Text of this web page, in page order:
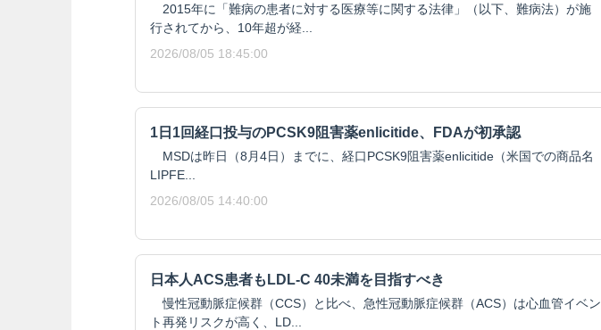
2015年に「難病の患者に対する医療等に関する法律」（以下、難病法）が施
行されてから、10年超が経...
2026/08/05 18:45:00
1日1回経口投与のPCSK9阻害薬enlicitide、FDAが初承認
MSDは昨日（8月4日）までに、経口PCSK9阻害薬enlicitide（米国での商品名
LIPFE...
2026/08/05 14:40:00
日本人ACS患者もLDL-C 40未満を目指すべき
慢性冠動脈症候群（CCS）と比べ、急性冠動脈症候群（ACS）は心血管イベン
ト再発リスクが高く、LD...